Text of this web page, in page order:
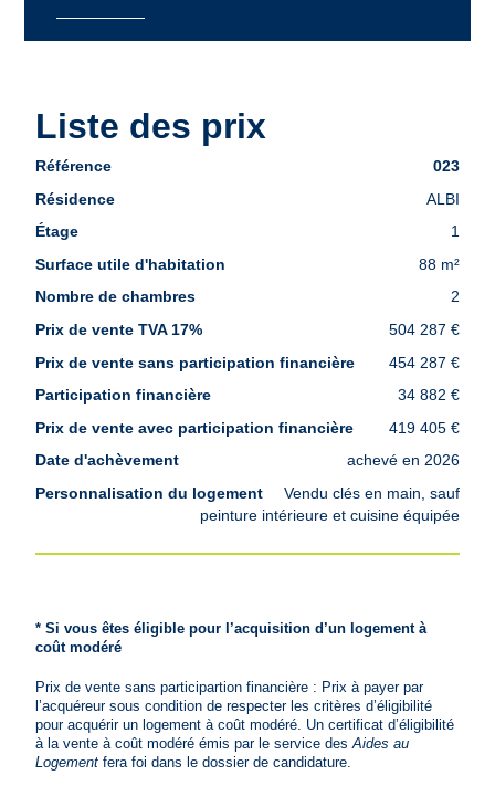
Liste des prix
Liste
prix
023
ALBI
1
88 m²
2
504 287 €
454 287 €
34 882 €
419 405 €
achevé en 2026
Vendu clés en main, sauf
peinture intérieure et cuisine équipée
* Si vous êtes éligible pour l’acquisition d’un logement à
coût modéré
Prix de vente sans participartion financière : Prix à payer par
l’acquéreur sous condition de respecter les critères d’éligibilité
pour acquérir un logement à coût modéré. Un certificat d’éligibilité
à la vente à coût modéré émis par le service des Aides au
Logementfera foi dans le dossier de candidature.